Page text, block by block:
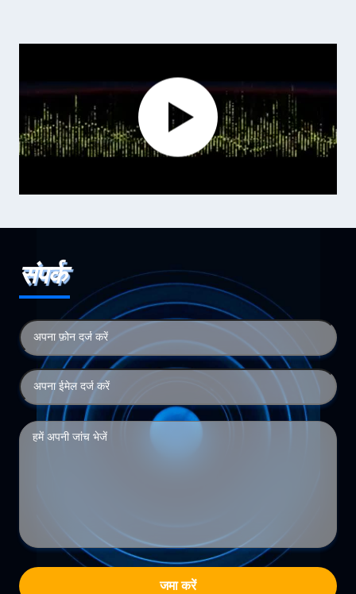
संपर्क
जमा करें